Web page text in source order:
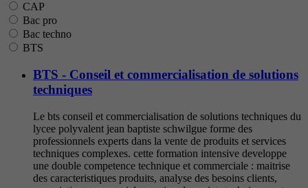
CAP
Bac pro
Bac techno
BTS
BTS - Conseil et commercialisation de solutions
techniques
Le bts conseil et commercialisation de solutions techniques du
lycee polyvalent jean baptiste schwilgue forme des
professionnels experts dans la vente de produits et services
techniques complexes. cette formation intensive developpe
une double competence technique et commerciale : maitrise
des caracteristiques produits, analyse des besoins clients,